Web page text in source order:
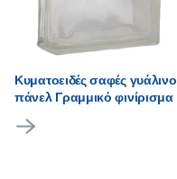
Κυματοειδές σαφές γυάλινο
πάνελ Γραμμικό φινίρισμα